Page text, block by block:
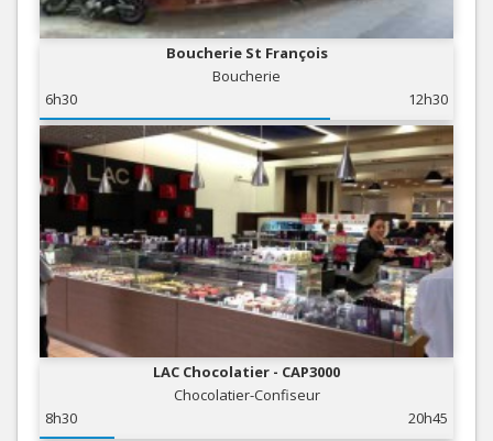
Boucherie St François
Boucherie
6h30
12h30
LAC Chocolatier - CAP3000
Chocolatier-Confiseur
8h30
20h45